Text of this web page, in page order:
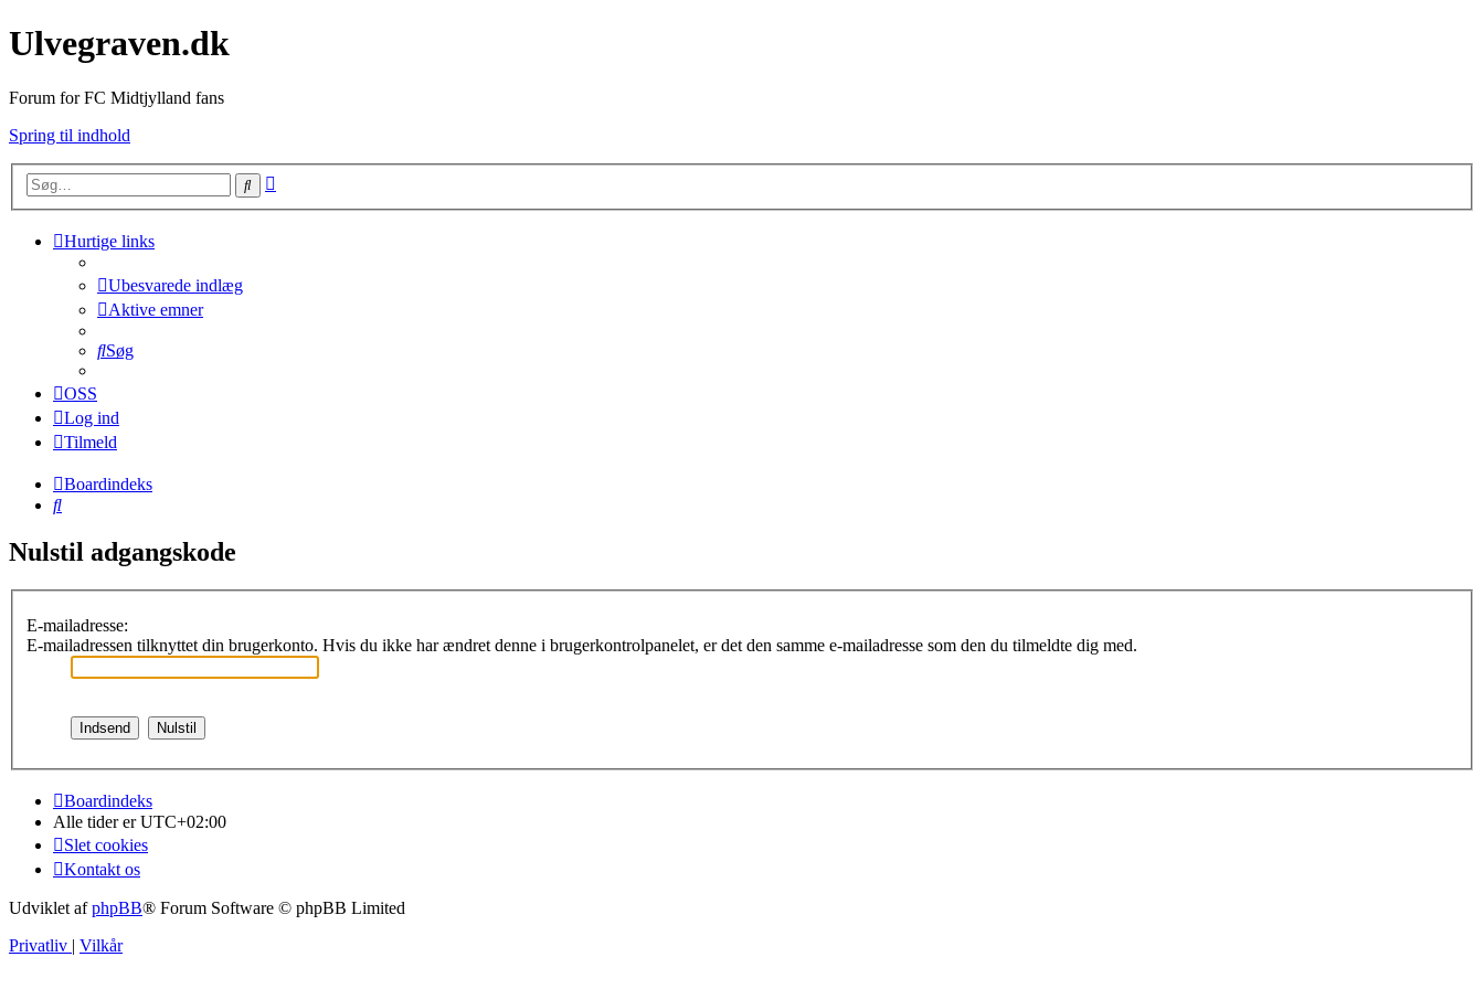
Ulvegraven.dk
Forum for FC Midtjylland fans
Spring til indhold
Søg
Hurtige links
Ubesvarede indlæg
Aktive emner
Søg
OSS
Log ind
Tilmeld
Boardindeks
Søg
Nulstil adgangskode
E-mailadresse:
E-mailadressen tilknyttet din brugerkonto. Hvis du ikke har ændret denne i brugerkontrolpanelet, er det den samme e-mailadresse som den du tilmeldte dig med.
Boardindeks
Alle tider erUTC+02:00
Slet cookies
Kontakt os
Udviklet afphpBB® Forum Software © phpBB Limited
Privatliv | Vilkår